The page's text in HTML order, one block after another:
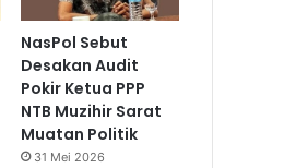
NasPol Sebut
Desakan Audit
Pokir Ketua PPP
NTB Muzihir Sarat
Muatan Politik
31 Mei 2026